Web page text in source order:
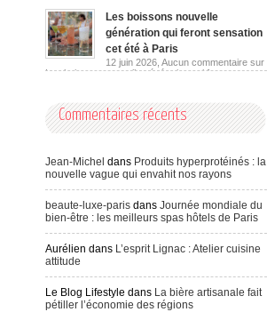
Les boissons nouvelle
génération qui feront sensation
cet été à Paris
12 juin 2026, Aucun commentaire sur
Les boissons nouvelle génération qui feront
Commentaires récents
Jean-Michel dans Produits hyperprotéinés : la
nouvelle vague qui envahit nos rayons
beaute-luxe-paris dans Journée mondiale du
bien-être : les meilleurs spas hôtels de Paris
Aurélien dans L’esprit Lignac : Atelier cuisine
attitude
Le Blog Lifestyle dans La bière artisanale fait
pétiller l’économie des régions